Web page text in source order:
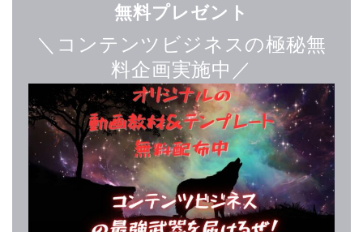
無料プレゼント
＼コンテンツビジネスの極秘無
料企画実施中／